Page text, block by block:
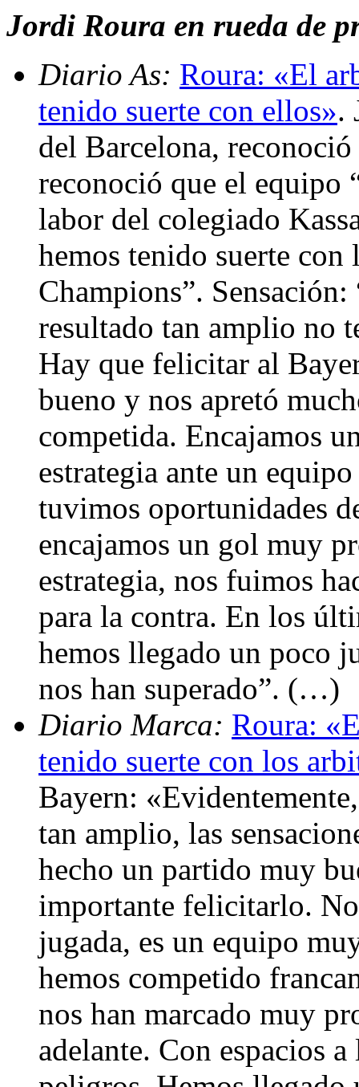
Jordi Roura en rueda de
Diario As: Roura: «El
tenido suerte con ellos».
del Barcelona,
reconoció que el equipo
labor del colegiado
hemos tenido suerte con
Champions”.
resultado tan amplio no
Hay que felicitar al
bueno y nos apretó
competida. Encajamos
estrategia ante un
tuvimos oportunidades
encajamos un gol muy
estrategia, nos fuimos
para la contra. En los
hemos llegado un poco
nos han superado”. (…)
Diario Marca: Roura:
tenido suerte con los
Bayern:
tan amplio, las
hecho un partido muy
importante felicitarlo.
jugada, es un equipo
hemos competido
nos han marcado muy
adelante. Con espacios